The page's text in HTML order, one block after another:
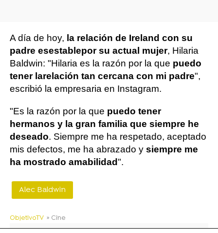
A día de hoy, la relación de Ireland con su
padre esestablepor su actual mujer, Hilaria
Baldwin: "Hilaria es la razón por la que puedo
tener larelación tan cercana con mi padre",
escribió la empresaria en Instagram.
"Es la razón por la que puedo tener
hermanos y la gran familia que siempre he
deseado. Siempre me ha respetado, aceptado
mis defectos, me ha abrazado y siempre me
ha mostrado amabilidad".
Alec Baldwin
ObjetivoTV » Cine